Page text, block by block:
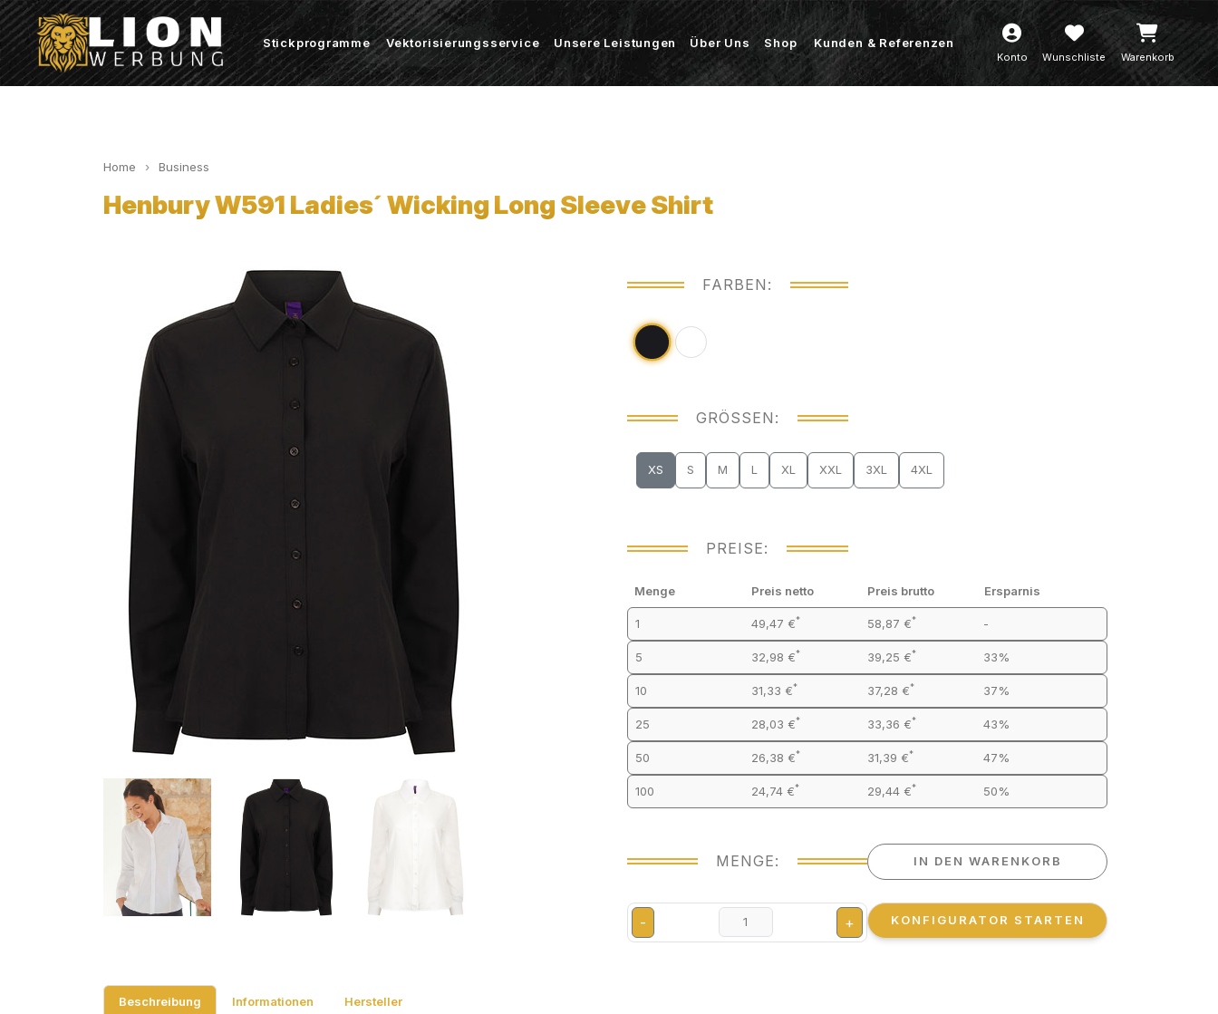
Stickprogramme Vektorisierungsservice Unsere Leistungen Über Uns Shop Kunden & Referenzen
Konto Wunschliste Warenkorb
Home Business
Henbury W591 Ladies´ Wicking Long Sleeve Shirt
FARBEN:
GRÖSSEN:
XS S M L XL XXL 3XL 4XL
PREISE:
Menge Preis netto Preis brutto Ersparnis
1 49,47 €* 58,87 €* -
5 32,98 €* 39,25 €* 33%
10 31,33 €* 37,28 €* 37%
25 28,03 €* 33,36 €* 43%
50 26,38 €* 31,39 €* 47%
100 24,74 €* 29,44 €* 50%
MENGE:
- +
IN DEN WARENKORB
KONFIGURATOR STARTEN
Beschreibung Informationen Hersteller